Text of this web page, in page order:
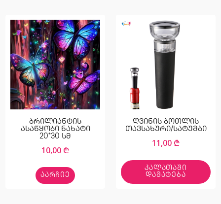
ბრილიანტის
ასაწყობი ნახატი
20*30 სმ
10,00 ₾
ᲐᲐᲠᲩᲘᲔ
ღვინის ბოთლის
თავსახური/სატუმბი
11,00 ₾
ᲙᲐᲚᲐᲗᲐᲨᲘ
ᲓᲐᲛᲐᲢᲔᲑᲐ